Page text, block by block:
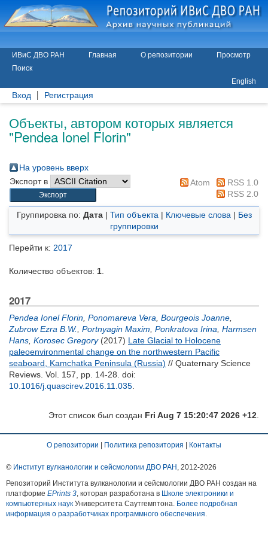
ИВиС ДВО РАН Главная О репозитории
Просмотр
Поиск
English
Вход Регистрация
Объекты, автором которых является
"Pendea Ionel Florin"
На уровень вверх
Экспорт в
Atom
RSS 1.0
RSS 2.0
Группировка по: Дата| Тип объекта | Ключевые слова | Без
группировки
Перейти к: 2017
Количество объектов: 1
2017
Pendea Ionel Florin Ponomareva Vera Bourgeois Joanne
Zubrow Ezra B.W. Portnyagin Maxim Ponkratova Irina Harmsen
Hans Korosec Gregory(2017) Late Glacial to Holocene
paleoenvironmental change on the northwestern Pacific
seaboard, Kamchatka Peninsula (Russia) // Quaternary Science
Reviews. Vol. 157, pp. 14-28. doi:
10.1016/j.quascirev.2016.11.035
Этот список был создан Fri Aug 7 15:20:47 2026 +12
О репозитории Политика репозитория Контакты
© Институт вулканологии и сейсмологии ДВО РАН , 2012-2026
Репозиторий Института вулканологии и сейсмологии ДВО РАН создан на
платформе EPrints 3, которая разработана в Школе электроники и
компьютерных наук Университета Саутгемптона. Более подробная
информация о разработчиках программного обеспечения.